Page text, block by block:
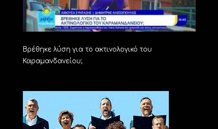
Βρέθηκε λύση για το ακτινολογικό του
Καραμανδανείου;